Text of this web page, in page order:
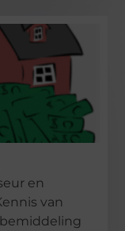
en
van